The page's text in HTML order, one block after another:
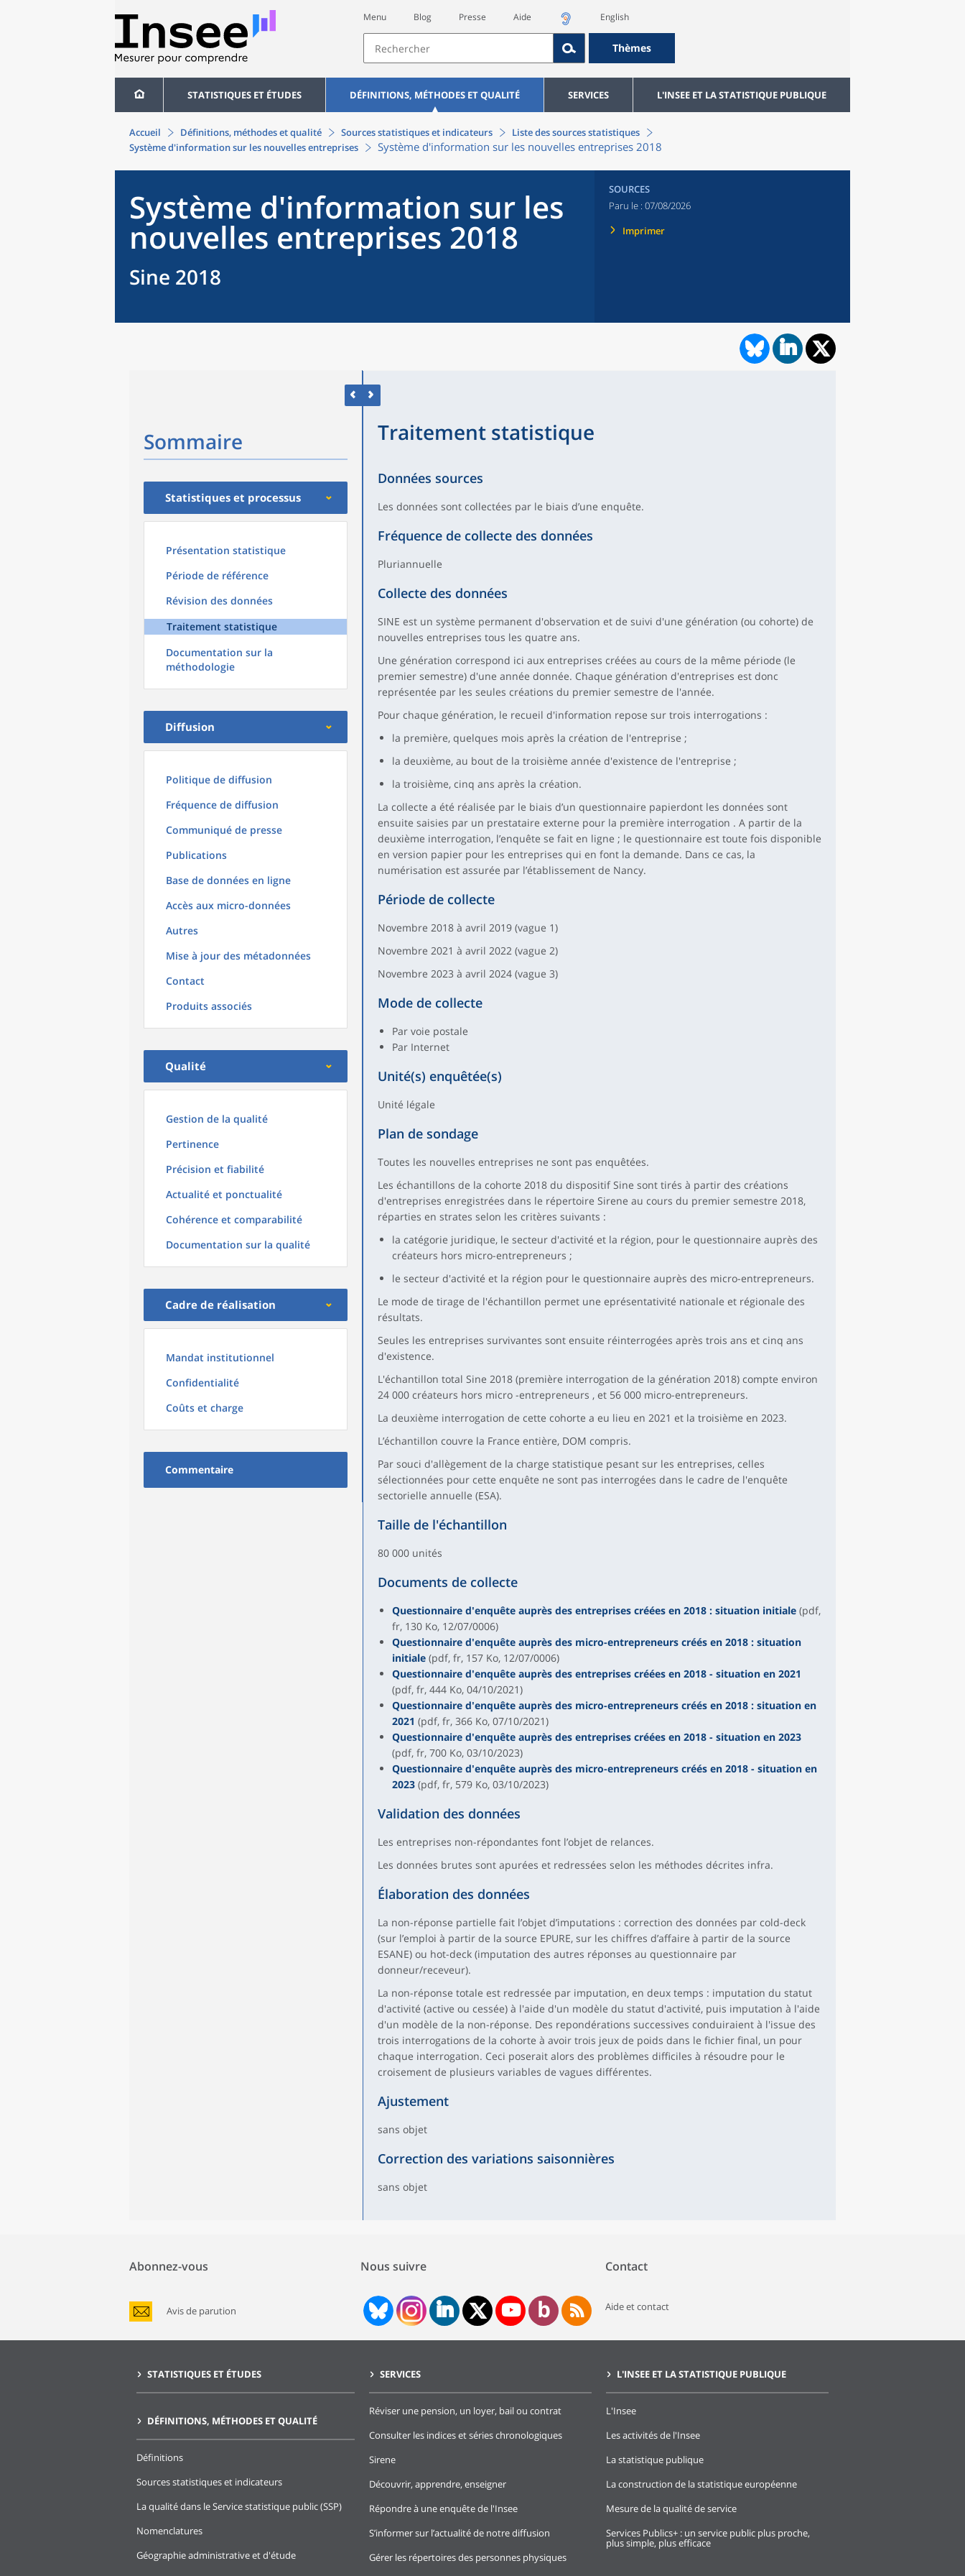
Menu Blog Presse Aide English
Thèmes
STATISTIQUES ET ÉTUDES DÉFINITIONS, MÉTHODES ET QUALITÉ SERVICES L'INSEE ET LA STATISTIQUE PUBLIQUE
Accueil Définitions, méthodes et qualité Sources statistiques et indicateurs
Liste des sources statistiques
Système d'information sur les nouvelles entreprises
Système d'information sur les nouvelles entreprises 2018
Système d'information sur les
nouvelles entreprises 2018
Sine 2018
SOURCES
Paru le : 07/08/2026
Imprimer
Sommaire
Statistiques et processus
Présentation statistique
Période de référence
Révision des données
Traitement statistique
Documentation sur la
méthodologie
Diffusion
Politique de diffusion
Fréquence de diffusion
Communiqué de presse
Publications
Base de données en ligne
Accès aux micro-données
Autres
Mise à jour des métadonnées
Contact
Produits associés
Qualité
Gestion de la qualité
Pertinence
Précision et fiabilité
Actualité et ponctualité
Cohérence et comparabilité
Documentation sur la qualité
Cadre de réalisation
Mandat institutionnel
Confidentialité
Coûts et charge
Commentaire
Traitement statistique
Données sources
Les données sont collectées par le biais d’une enquête.
Fréquence de collecte des données
Pluriannuelle
Collecte des données
SINE est un système permanent d'observation et de suivi d'une génération (ou cohorte) de
nouvelles entreprises tous les quatre ans.
Une génération correspond ici aux entreprises créées au cours de la même période (le
premier semestre) d'une année donnée. Chaque génération d'entreprises est donc
représentée par les seules créations du premier semestre de l'année.
Pour chaque génération, le recueil d'information repose sur trois interrogations :
la première, quelques mois après la création de l'entreprise ;
la deuxième, au bout de la troisième année d'existence de l'entreprise ;
la troisième, cinq ans après la création.
La collecte a été réalisée par le biais d’un questionnaire papierdont les données sont
ensuite saisies par un prestataire externe pour la première interrogation . A partir de la
deuxième interrogation, l’enquête se fait en ligne ; le questionnaire est toute fois disponible
en version papier pour les entreprises qui en font la demande. Dans ce cas, la
numérisation est assurée par l’établissement de Nancy.
Période de collecte
Novembre 2018 à avril 2019 (vague 1)
Novembre 2021 à avril 2022 (vague 2)
Novembre 2023 à avril 2024 (vague 3)
Mode de collecte
Par voie postale
Par Internet
Unité(s) enquêtée(s)
Unité légale
Plan de sondage
Toutes les nouvelles entreprises ne sont pas enquêtées.
Les échantillons de la cohorte 2018 du dispositif Sine sont tirés à partir des créations
d'entreprises enregistrées dans le répertoire Sirene au cours du premier semestre 2018,
réparties en strates selon les critères suivants :
la catégorie juridique, le secteur d'activité et la région, pour le questionnaire auprès des
créateurs hors micro-entrepreneurs ;
le secteur d'activité et la région pour le questionnaire auprès des micro-entrepreneurs.
Le mode de tirage de l'échantillon permet une eprésentativité nationale et régionale des
résultats.
Seules les entreprises survivantes sont ensuite réinterrogées après trois ans et cinq ans
d'existence.
L'échantillon total Sine 2018 (première interrogation de la génération 2018) compte environ
24 000 créateurs hors micro -entrepreneurs , et 56 000 micro-entrepreneurs.
La deuxième interrogation de cette cohorte a eu lieu en 2021 et la troisième en 2023.
L’échantillon couvre la France entière, DOM compris.
Par souci d'allègement de la charge statistique pesant sur les entreprises, celles
sélectionnées pour cette enquête ne sont pas interrogées dans le cadre de l'enquête
sectorielle annuelle (ESA).
Taille de l'échantillon
80 000 unités
Documents de collecte
Questionnaire d'enquête auprès des entreprises créées en 2018 : situation initiale(pdf,
fr, 130 Ko, 12/07/0006)
Questionnaire d'enquête auprès des micro-entrepreneurs créés en 2018 : situation
initiale(pdf, fr, 157 Ko, 12/07/0006)
Questionnaire d'enquête auprès des entreprises créées en 2018 - situation en 2021
(pdf, fr, 444 Ko, 04/10/2021)
Questionnaire d'enquête auprès des micro-entrepreneurs créés en 2018 : situation en
2021 (pdf, fr, 366 Ko, 07/10/2021)
Questionnaire d'enquête auprès des entreprises créées en 2018 - situation en 2023
(pdf, fr, 700 Ko, 03/10/2023)
Questionnaire d'enquête auprès des micro-entrepreneurs créés en 2018 - situation en
2023(pdf, fr, 579 Ko, 03/10/2023)
Validation des données
Les entreprises non-répondantes font l’objet de relances.
Les données brutes sont apurées et redressées selon les méthodes décrites infra.
Élaboration des données
La non-réponse partielle fait l’objet d’imputations : correction des données par cold-deck
(sur l’emploi à partir de la source EPURE, sur les chiffres d’affaire à partir de la source
ESANE) ou hot-deck (imputation des autres réponses au questionnaire par
donneur/receveur).
La non-réponse totale est redressée par imputation, en deux temps : imputation du statut
d'activité (active ou cessée) à l'aide d'un modèle du statut d'activité, puis imputation à l'aide
d'un modèle de la non-réponse. Des repondérations successives conduiraient à l'issue des
trois interrogations de la cohorte à avoir trois jeux de poids dans le fichier final, un pour
chaque interrogation. Ceci poserait alors des problèmes difficiles à résoudre pour le
croisement de plusieurs variables de vagues différentes.
Ajustement
sans objet
Correction des variations saisonnières
sans objet
Abonnez-vous
Avis de parution
Nous suivre Contact
Aide et contact
STATISTIQUES ET ÉTUDES
DÉFINITIONS, MÉTHODES ET QUALITÉ
Définitions
Sources statistiques et indicateurs
La qualité dans le Service statistique public (SSP)
Nomenclatures
Géographie administrative et d'étude
SERVICES
Réviser une pension, un loyer, bail ou contrat
Consulter les indices et séries chronologiques
Sirene
Découvrir, apprendre, enseigner
Répondre à une enquête de l'Insee
S’informer sur l’actualité de notre diffusion
Gérer les répertoires des personnes physiques
L'INSEE ET LA STATISTIQUE PUBLIQUE
L'Insee
Les activités de l'Insee
La statistique publique
La construction de la statistique européenne
Mesure de la qualité de service
Services Publics+ : un service public plus proche,
plus simple, plus efficace